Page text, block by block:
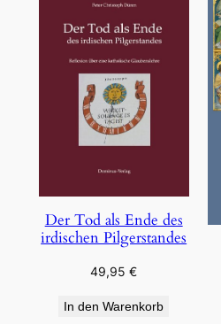
Der Tod als Ende des
irdischen Pilgerstandes
49,95€
In den Warenkorb